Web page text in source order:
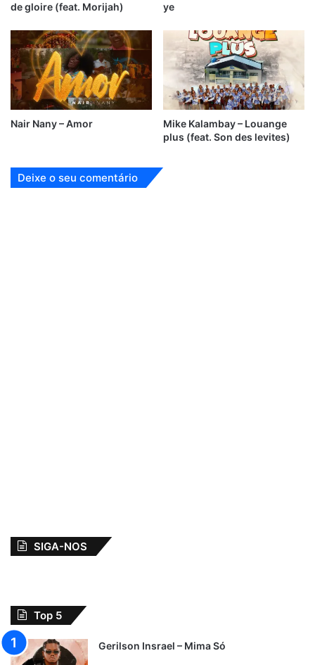
de gloire (feat. Morijah)
ye
Nair Nany – Amor
Mike Kalambay – Louange
plus (feat. Son des levites)
Deixe o seu comentário
SIGA-NOS
Top 5
Gerilson Insrael – Mima Só